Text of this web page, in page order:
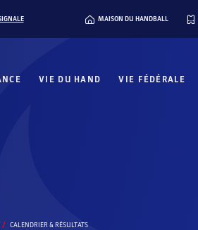
MAISON DU HANDBALL
VIE DU HAND VIE FÉDÉRALE
CALENDRIER & RÉSULTATS